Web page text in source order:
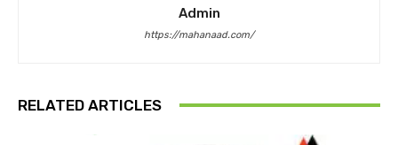
Admin
https://mahanaad.com/
RELATED ARTICLES